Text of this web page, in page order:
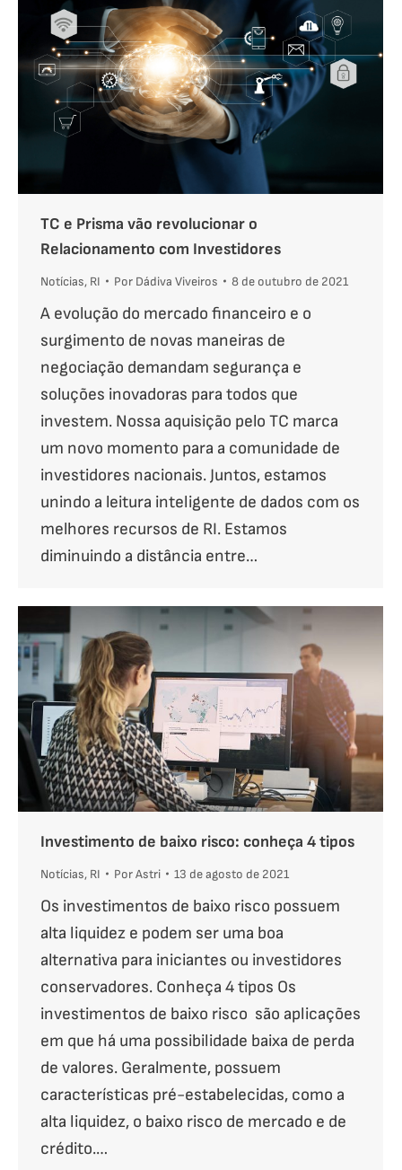
TC e Prisma vão revolucionar o
Relacionamento com Investidores
Notícias, RI Por Dádiva Viveiros 8 de outubro de 2021
A evolução do mercado financeiro e o
surgimento de novas maneiras de
negociação demandam segurança e
soluções inovadoras para todos que
investem. Nossa aquisição pelo TC marca
um novo momento para a comunidade de
investidores nacionais. Juntos, estamos
unindo a leitura inteligente de dados com os
melhores recursos de RI. Estamos
diminuindo a distância entre…
Investimento de baixo risco: conheça 4 tipos
Notícias, RI PorAstri 13 de agosto de 2021
Os investimentos de baixo risco possuem
alta liquidez e podem ser uma boa
alternativa para iniciantes ou investidores
conservadores. Conheça 4 tipos Os
investimentos de baixo risco são aplicações
em que há uma possibilidade baixa de perda
de valores. Geralmente, possuem
características pré-estabelecidas, como a
alta liquidez, o baixo risco de mercado e de
crédito.…